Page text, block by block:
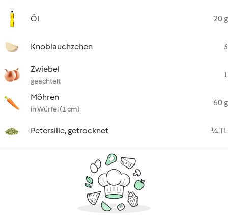
Öl 20 g
Knoblauchzehen 3
Zwiebel
geachtelt
1
Möhren
in Würfel (1 cm)
60 g
Petersilie, getrocknet ¼ TL